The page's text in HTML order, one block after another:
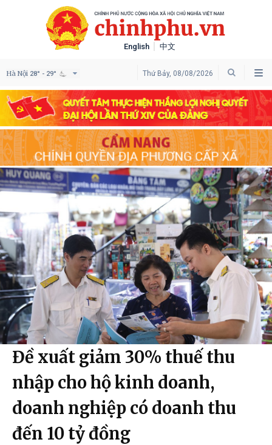
English 中文
Thứ Bảy, 08/08/2026
Hà Nội 28° - 29°
Đề xuất giảm 30% thuế thu
nhập cho hộ kinh doanh,
doanh nghiệp có doanh thu
đến 10 tỷ đồng